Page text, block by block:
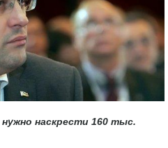
наскрести 160 тыс.